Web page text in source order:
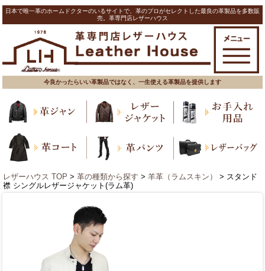
日本で唯一革のホームドクターのいるサイトで、革のプロがセレクトした最良の革製品を多数販
売。革専門店レザーハウス
今良かったらいい革製品ではなく、一生使える革製品を提供します
レザーハウス TOP > 革の種類から探す > 羊革（ラムスキン）
> スタンド
襟 シングルレザージャケット(ラム革)